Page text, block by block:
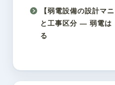
【弱電設備の設計マ
と工事区分 ― 弱電は
る